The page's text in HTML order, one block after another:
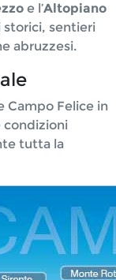
e l’Altopiano
sentieri
abruzzesi.
Campo Felice in
condizioni
tutta la